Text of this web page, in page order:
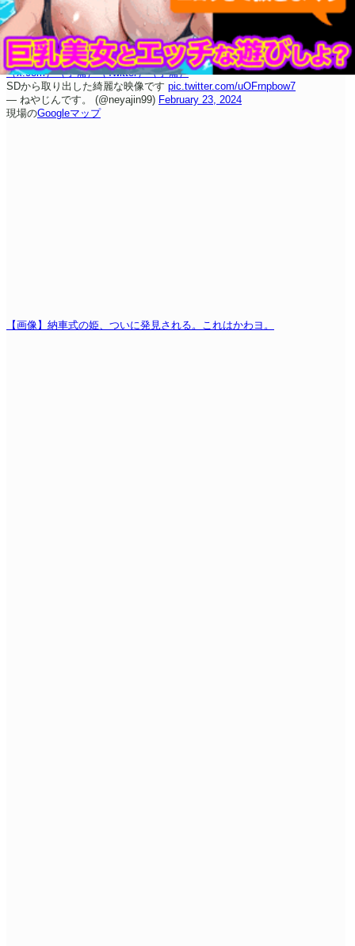
（x.com）（予備）（Twitter）（予備）
SDから取り出した綺麗な映像です pic.twitter.com/uOFrnpbow7
— ねやじんです。 (@neyajin99) February 23, 2024
現場のGoogleマップ
【画像】納車式の姫、ついに発見される。これはかわヨ。